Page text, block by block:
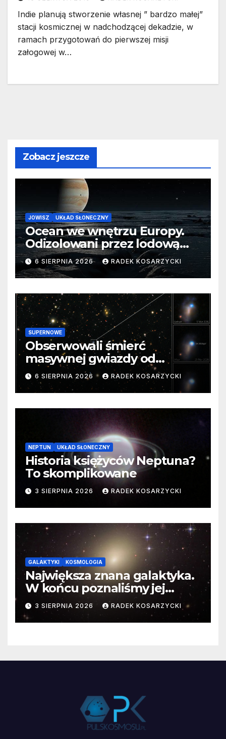
Indie planują stworzenie własnej ” bardzo małej”
stacji kosmicznej w nadchodzącej dekadzie, w
ramach przygotowań do pierwszej misji
załogowej w…
Zobacz jeszcze
JOWISZ UKŁAD SŁONECZNY
Ocean we wnętrzu Europy.
Odizolowani przez lodową
barierę
6 SIERPNIA 2026 RADEK KOSARZYCKI
SUPERNOWE
Obserwowali śmierć
masywnej gwiazdy od
samego początku. Niezwykle
cenne dane
6 SIERPNIA 2026 RADEK KOSARZYCKI
NEPTUN UKŁAD SŁONECZNY
Historia księżyców Neptuna?
To skomplikowane
3 SIERPNIA 2026 RADEK KOSARZYCKI
GALAKTYKI KOSMOLOGIA
Największa znana galaktyka.
W końcu poznaliśmy jej
faktyczne wymiary
3 SIERPNIA 2026 RADEK KOSARZYCKI